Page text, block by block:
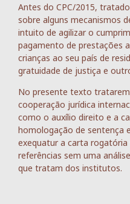
Antes do CPC/2015,
sobre alguns mecanismos
intuito de agilizar o
pagamento de prestações
crianças ao seu país de
gratuidade de justiça e
No presente texto
cooperação jurídica
como o auxílio direito e a
homologação de sentença
exequatur a carta
referências sem uma
que tratam dos institutos.